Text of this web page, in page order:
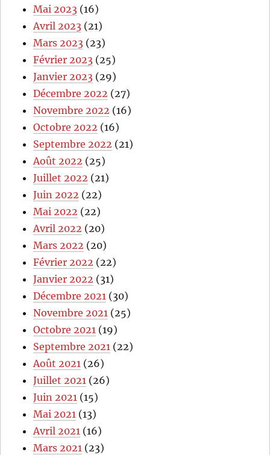
Mai 2023 (16)
Avril 2023 (21)
Mars 2023 (23)
Février 2023 (25)
Janvier 2023 (29)
Décembre 2022 (27)
Novembre 2022 (16)
Octobre 2022 (16)
Septembre 2022 (21)
Août 2022 (25)
Juillet 2022 (21)
Juin 2022 (22)
Mai 2022 (22)
Avril 2022 (20)
Mars 2022 (20)
Février 2022 (22)
Janvier 2022 (31)
Décembre 2021 (30)
Novembre 2021 (25)
Octobre 2021 (19)
Septembre 2021 (22)
Août 2021 (26)
Juillet 2021 (26)
Juin 2021 (15)
Mai 2021 (13)
Avril 2021 (16)
Mars 2021 (23)